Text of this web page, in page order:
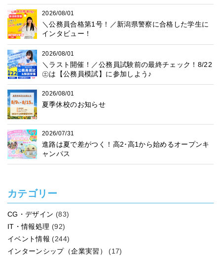
2026/08/01
＼公務員合格第1号！／新潟県警察に合格した学生に
インタビュー！
2026/08/01
＼ラスト開催！／公務員試験前の最終チェック！8/22
㊏は【公務員模試】に参加しよう♪
2026/08/01
夏季休校のお知らせ
2026/07/31
進路は夏で差がつく！高2･高1から始めるオープンキ
ャンパス
カテゴリー
CG・デザイン (83)
IT・情報処理 (92)
イベント情報 (244)
インターンシップ（企業実習）
(17)